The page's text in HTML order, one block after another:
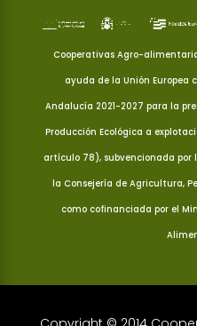
Cooperativas Agro-
ayuda de la Unión Europea
Andalucía 2021-2027 para la
Producción Ecológica a
artículo 78), subvencionada
la Consejería de Agricultura,
como cofinanciada por el